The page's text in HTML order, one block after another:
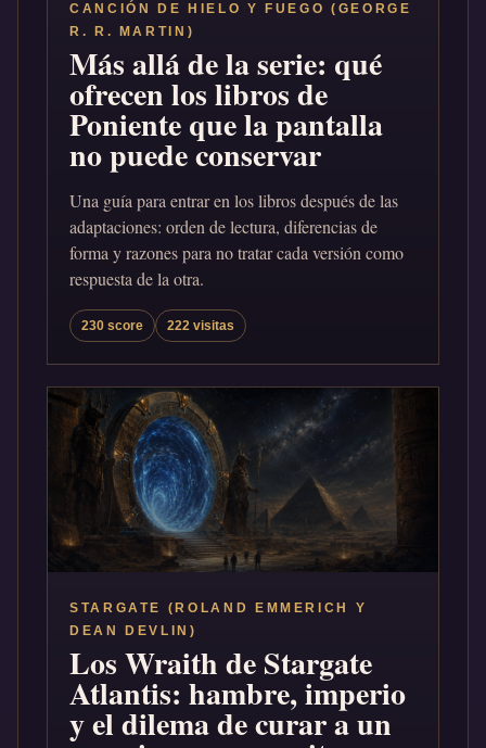
CANCIÓN DE HIELO Y FUEGO (GEORGE
R. R. MARTIN)
Más allá de la serie: qué
ofrecen los libros de
Poniente que la pantalla
no puede conservar
Una guía para entrar en los libros después de las
adaptaciones: orden de lectura, diferencias de
forma y razones para no tratar cada versión como
respuesta de la otra.
230 score 222 visitas
STARGATE (ROLAND EMMERICH Y
DEAN DEVLIN)
Los Wraith de Stargate
Atlantis: hambre, imperio
y el dilema de curar a un